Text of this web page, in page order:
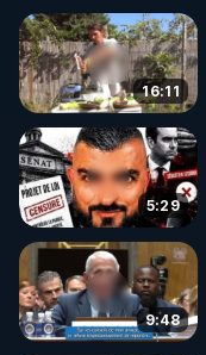
🌱 INSTAGRAM
https://
http://rgnr.li/
🌱 LA
Pour ne pas rater
http://rgnr.li/news
🌱 VIDÉOS NON
16:11
5:29
9:48